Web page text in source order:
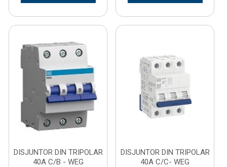
DISJUNTOR DIN TRIPOLAR
40A C/B - WEG
DISJUNTOR DIN TRIPOLAR
40A C/C- WEG